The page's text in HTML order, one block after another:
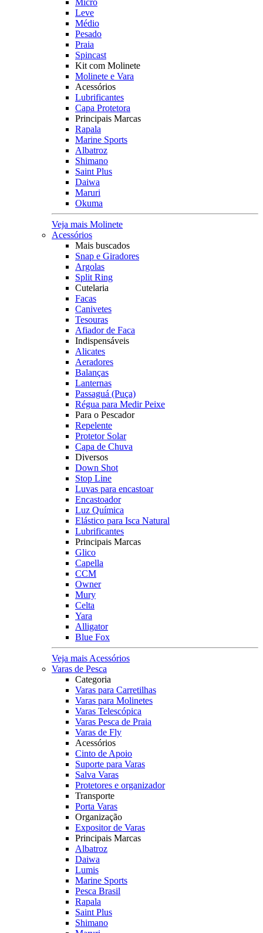
Micro
Leve
Médio
Pesado
Praia
Spincast
Kit com Molinete
Molinete e Vara
Acessórios
Lubrificantes
Capa Protetora
Principais Marcas
Rapala
Marine Sports
Albatroz
Shimano
Saint Plus
Daiwa
Maruri
Okuma
Veja mais Molinete
Acessórios
Mais buscados
Snap e Giradores
Argolas
Split Ring
Cutelaria
Facas
Canivetes
Tesouras
Afiador de Faca
Indispensáveis
Alicates
Aeradores
Balanças
Lanternas
Passaguá (Puça)
Régua para Medir Peixe
Para o Pescador
Repelente
Protetor Solar
Capa de Chuva
Diversos
Down Shot
Stop Line
Luvas para encastoar
Encastoador
Luz Química
Elástico para Isca Natural
Lubrificantes
Principais Marcas
Glico
Capella
CCM
Owner
Mury
Celta
Yara
Alligator
Blue Fox
Veja mais Acessórios
Varas de Pesca
Categoria
Varas para Carretilhas
Varas para Molinetes
Varas Telescópica
Varas Pesca de Praia
Varas de Fly
Acessórios
Cinto de Apoio
Suporte para Varas
Salva Varas
Protetores e organizador
Transporte
Porta Varas
Organização
Expositor de Varas
Principais Marcas
Albatroz
Daiwa
Lumis
Marine Sports
Pesca Brasil
Rapala
Saint Plus
Shimano